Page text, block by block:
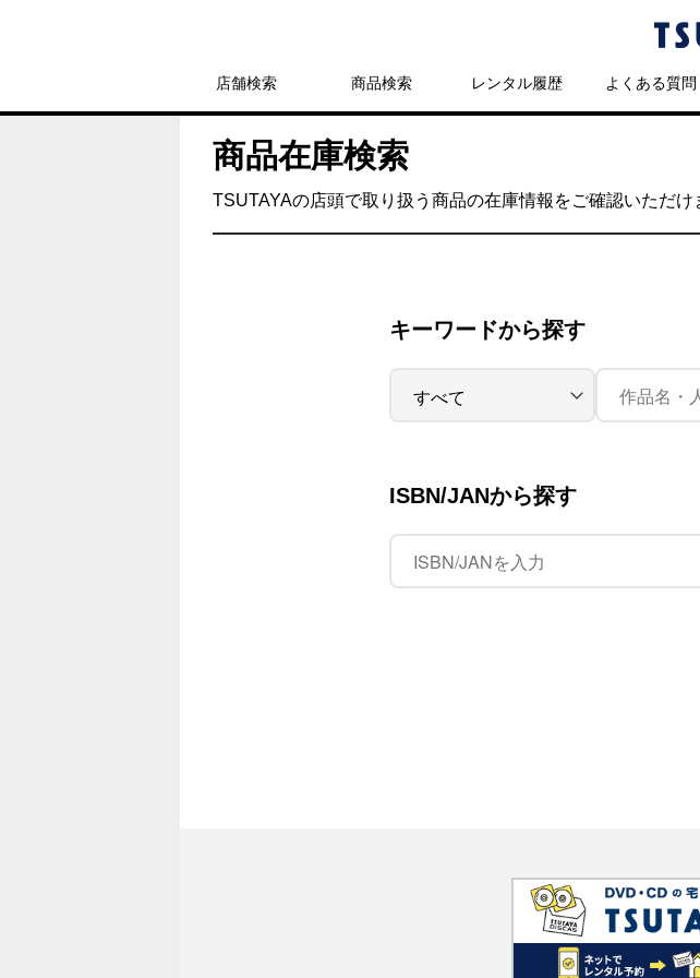
店舗検索 商品検索 レンタル履歴 よくある質問
商品在庫検索
TSUTAYAの店頭で取り扱う商品の在庫情報をご確認いただけ
キーワードから探す
ISBN/JANから探す